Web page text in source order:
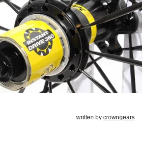
written by crowngears